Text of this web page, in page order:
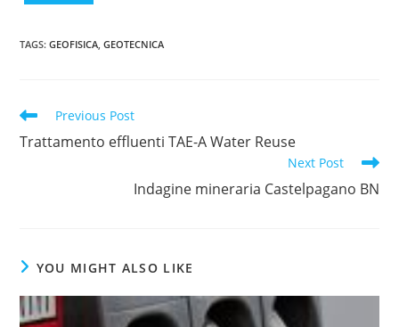
TAGS:GEOFISICA, GEOTECNICA
Read
articles
Previous Post
Trattamento effluenti TAE-A Water Reuse
Next Post
Indagine mineraria Castelpagano BN
YOU MIGHT ALSO LIKE